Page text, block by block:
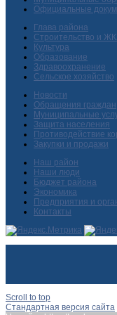
Официальные
Глава района
Строительство и
Культура
Образование
Здравоохранение
Сельское хозяйство
Новости
Обращения граждан
Муниципальные
Защита населения
Противодействие
Закупки и продажи
Наш район
Наши люди
Бюджет района
Экономика
Предприятия и
Контакты
Scroll to top
Стандартная версия сайта